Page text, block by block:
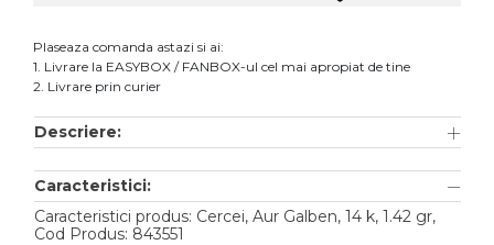
Accesorii
Aur alb
Aur roz
Plaseaza comanda astazi si ai:
1. Livrare la EASYBOX / FANBOX-ul cel mai apropiat de tine
2. Livrare prin curier
Descriere:
Caracteristici:
Caracteristici produs: Cercei, Aur Galben, 14 k, 1.42 gr,
Cod Produs: 843551